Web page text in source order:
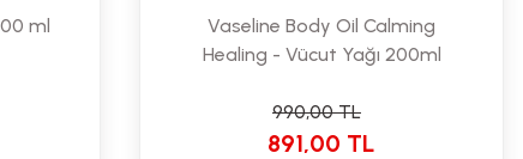
ml
Vaseline Body Oil Calming
Healing - Vücut Yağı 200ml
990,00 TL
891,00 TL